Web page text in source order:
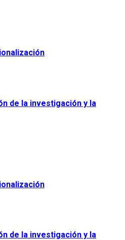
de la investigación y la
de la investigación y la